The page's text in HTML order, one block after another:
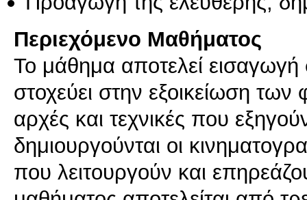
Περιεχόμενο Μαθήματος
Το μάθημα αποτελεί εισαγωγή
στοχεύει στην εξοικείωση των
αρχές και τεχνικές που
δημιουργούνται οι
που λειτουργούν και